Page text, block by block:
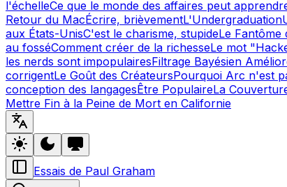
l'échelleCe que le monde des affaires peut
Retour du MacÉcrire, brièvementL'Undergraduation
aux États-UnisC'est le charisme, stupideLe Fantôme
au fosséComment créer de la richesseLe mot
les nerds sont impopulairesFiltrage Bayésien
corrigentLe Goût des CréateursPourquoi Arc n'est
conception des langagesÊtre PopulaireLa
Mettre Fin à la Peine de Mort en Californie
Essais de Paul Graham